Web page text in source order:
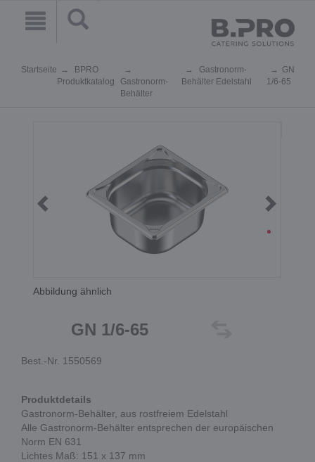
Startseite
BPRO
Produktkatalog
Gastronorm-
Behälter
Gastronorm-
Behälter Edelstahl
GN
1/6-65
Abbildung ähnlich
GN 1/6-65
Best.-Nr. 1550569
Produktdetails
Gastronorm-Behälter, aus rostfreiem Edelstahl
Alle Gastronorm-Behälter entsprechen der europäischen
Norm EN 631
Lichtes Maß: 151 x 137 mm